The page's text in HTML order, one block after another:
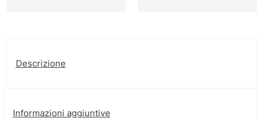
Descrizione
Informazioni aggiuntive